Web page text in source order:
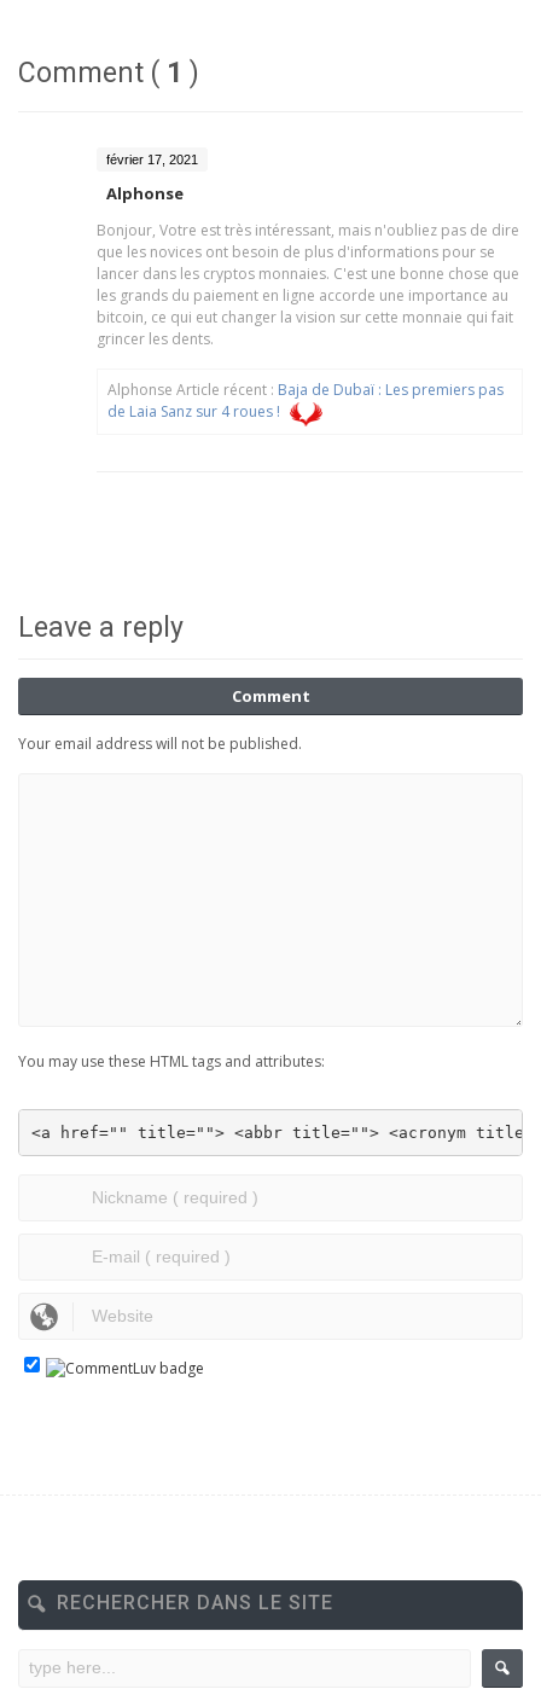
Comment ( 1 )
février 17, 2021
Alphonse
Bonjour, Votre est très intéressant, mais n'oubliez pas de dire
que les novices ont besoin de plus d'informations pour se
lancer dans les cryptos monnaies. C'est une bonne chose que
les grands du paiement en ligne accorde une importance au
bitcoin, ce qui eut changer la vision sur cette monnaie qui fait
grincer les dents.
Alphonse Article récent : Baja de Dubaï : Les premiers pas
de Laia Sanz sur 4 roues !
Leave a reply
Comment
Your email address will not be published.
You may use these HTML tags and attributes:
<a href="" title=""> <abbr title=""> <acronym
RECHERCHER DANS LE SITE